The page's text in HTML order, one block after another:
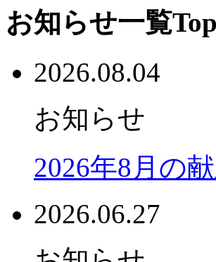
お知らせ一覧
2026.08.04
お知らせ
2026年8月の
2026.06.27